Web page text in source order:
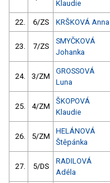
Klaudie
22. 6/ZS KRŠKOVÁ Anna
23. 7/ZS
SMYČKOVÁ
Johanka
24. 3/ZM
GROSSOVÁ
Luna
25. 4/ZM
ŠKOPOVÁ
Klaudie
26. 5/ZM
HELÁNOVÁ
Štěpánka
27. 5/DS
RADILOVÁ
Adéla